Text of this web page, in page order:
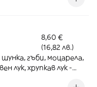
8,60 €
(16,82 лв.)
шунка, гъби, моцарела,
лук, хрупкав лук -